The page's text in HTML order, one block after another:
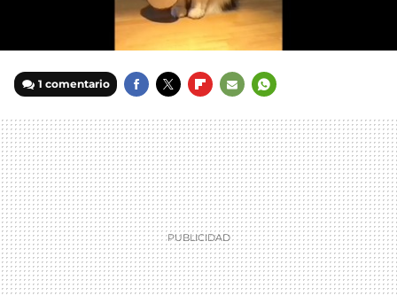
1 comentario
MAIL